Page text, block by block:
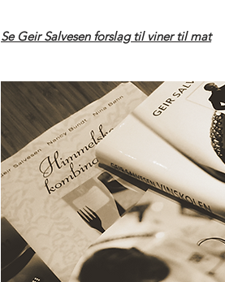
Se Geir Salvesen forslag til viner til mat